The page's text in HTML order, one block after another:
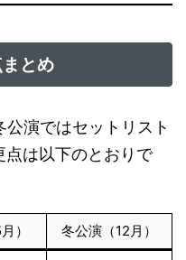
とめ
演ではセットリスト
点は以下のとおりで
） 冬公演（12月）